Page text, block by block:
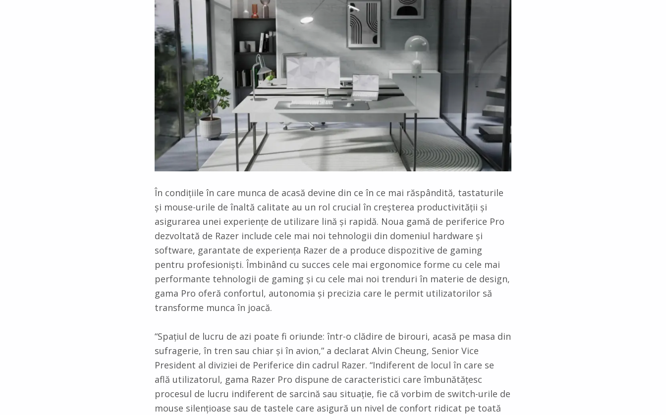
În condițiile în care munca de acasă devine din ce în ce mai răspândită, tastaturile
și mouse-urile de înaltă calitate au un rol crucial în creșterea productivității și
asigurarea unei experiențe de utilizare lină și rapidă. Noua gamă de periferice Pro
dezvoltată de Razer include cele mai noi tehnologii din domeniul hardware și
software, garantate de experiența Razer de a produce dispozitive de gaming
pentru profesioniști. Îmbinând cu succes cele mai ergonomice forme cu cele mai
performante tehnologii de gaming și cu cele mai noi trenduri în materie de design,
gama Pro oferă confortul, autonomia și precizia care le permit utilizatorilor să
transforme munca în joacă.
“Spațiul de lucru de azi poate fi oriunde: într-o clădire de birouri, acasă pe masa din
sufragerie, în tren sau chiar și în avion,” a declarat Alvin Cheung, Senior Vice
President al diviziei de Periferice din cadrul Razer. “Indiferent de locul în care se
află utilizatorul, gama Razer Pro dispune de caracteristici care îmbunătățesc
procesul de lucru indiferent de sarcină sau situație, fie că vorbim de switch-urile de
mouse silențioase sau de tastele care asigură un nivel de confort ridicat pe toată